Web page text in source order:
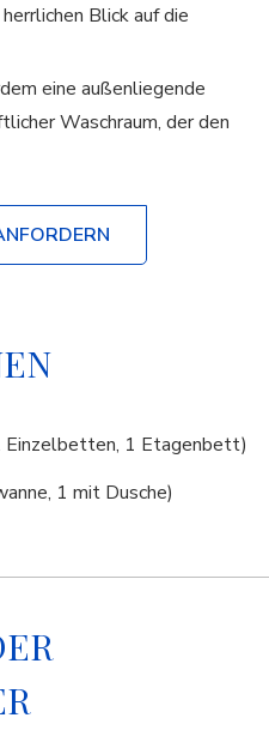
Blick auf die
eine außenliegende
Waschraum, der den
1 Etagenbett)
1 mit Dusche)